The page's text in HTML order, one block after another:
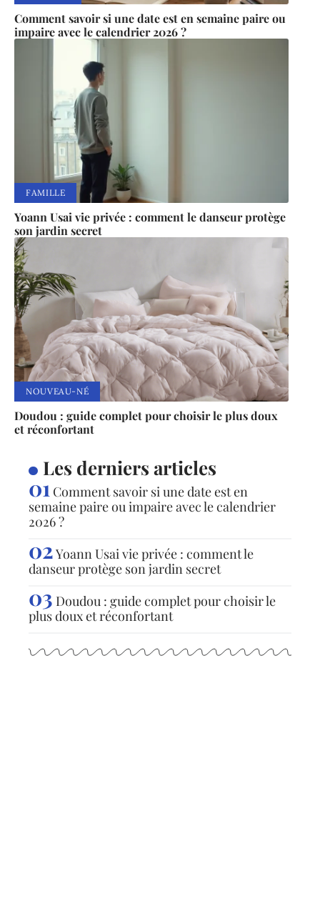
Comment savoir si une date est en semaine paire ou
impaire avec le calendrier 2026 ?
FAMILLE
Yoann Usai vie privée : comment le danseur protège
son jardin secret
NOUVEAU-NÉ
Doudou : guide complet pour choisir le plus doux
et réconfortant
Les derniers articles
Comment savoir si une date est en
semaine paire ou impaire avec le calendrier
2026 ?
Yoann Usai vie privée : comment le
danseur protège son jardin secret
Doudou : guide complet pour choisir le
plus doux et réconfortant